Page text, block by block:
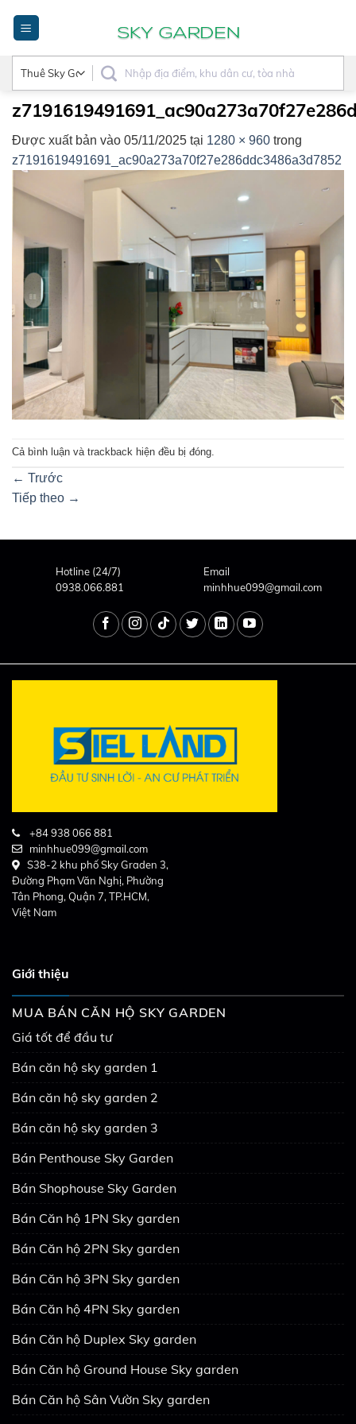
dung
Được xuất bản vào 05/11/2025 tại 1280 × 960 trong
z7191619491691_ac90a273a70f27e286ddc3486a3d7852
Cả bình luận và trackback hiện đều bị đóng.
← Trước
Tiếp theo →
Hotline (24/7)
0938.066.881
Email
minhhue099@gmail.com
+84 938 066 881
minhhue099@gmail.com
S38-2 khu phố Sky Graden 3,
Đường Phạm Văn Nghị, Phường
Tân Phong, Quận 7, TP.HCM,
Việt Nam
Giới thiệu
MUA BÁN CĂN HỘ SKY GARDEN
Giá tốt để đầu tư
Bán căn hộ sky garden 1
Bán căn hộ sky garden 2
Bán căn hộ sky garden 3
Bán Penthouse Sky Garden
Bán Shophouse Sky Garden
Bán Căn hộ 1PN Sky garden
Bán Căn hộ 2PN Sky garden
Bán Căn hộ 3PN Sky garden
Bán Căn hộ 4PN Sky garden
Bán Căn hộ Duplex Sky garden
Bán Căn hộ Ground House Sky garden
Bán Căn hộ Sân Vườn Sky garden